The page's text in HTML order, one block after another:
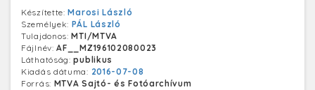
Készítette:Marosi László
Személyek: PÁL László
Tulajdonos:MTI/MTVA
Fájlnév:AF__MZ196102080023
Láthatóság:publikus
Kiadás dátuma: 2016-07-08
Forrás: MTVA Sajtó- és Fotóarchívum